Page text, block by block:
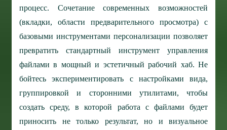
процесс. Сочетание современных возможностей
(вкладки, области предварительного просмотра) с
базовыми инструментами персонализации позволяет
превратить стандартный инструмент управления
файлами в мощный и эстетичный рабочий хаб. Не
бойтесь экспериментировать с настройками вида,
группировкой и сторонними утилитами, чтобы
создать среду, в которой работа с файлами будет
приносить не только результат, но и визуальное